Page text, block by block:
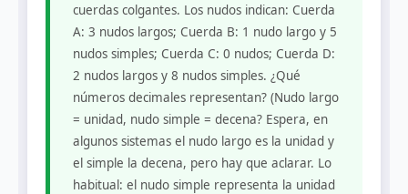
cuerdas colgantes. Los nudos indican: Cuerda
A: 3 nudos largos; Cuerda B: 1 nudo largo y 5
nudos simples; Cuerda C: 0 nudos; Cuerda D:
2 nudos largos y 8 nudos simples. ¿Qué
números decimales representan? (Nudo largo
= unidad, nudo simple = decena? Espera, en
algunos sistemas el nudo largo es la unidad y
el simple la decena, pero hay que aclarar. Lo
habitual: el nudo simple representa la unidad